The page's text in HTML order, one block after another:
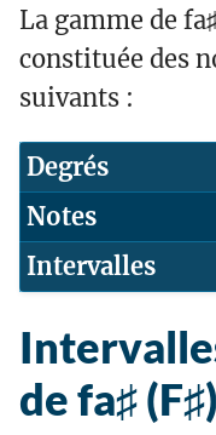
La gamme de
constituée des
suivants :
Degrés
Notes
Intervalles
de fa♯